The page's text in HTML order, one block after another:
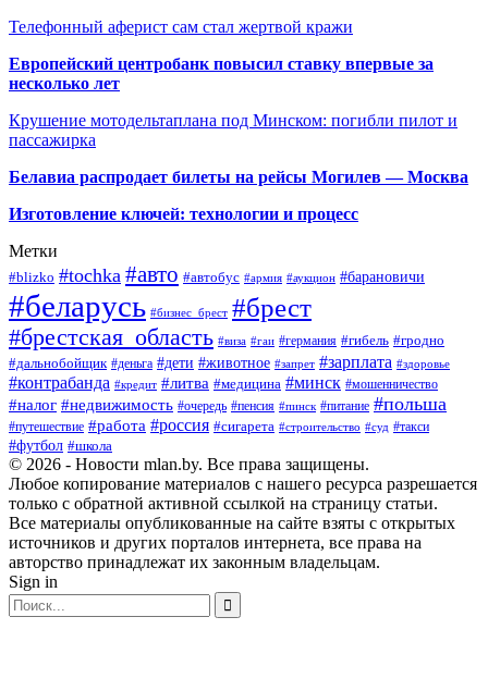
Телефонный аферист сам стал жертвой кражи
Европейский центробанк повысил ставку впервые за
несколько лет
Крушение мотодельтаплана под Минском: погибли пилот и
пассажирка
Белавиа распродает билеты на рейсы Могилев — Москва
Изготовление ключей: технологии и процесс
Метки
#blizko #tochka #авто #автобус #армия #аукцион #барановичи
#беларусь #бизнес_брест #брест
#брестская_область #виза #гаи #германия #гибель #гродно
#дальнобойщик #деньга #дети #животное #запрет #зарплата #здоровье
#контрабанда #кредит #литва #медицина #минск #мошенничество
#налог #недвижимость #очередь #пенсия #пинск #питание #польша
#путешествие #работа #россия #сигарета #строительство #суд #такси
#футбол #школа
© 2026 - Новости mlan.by. Все права защищены.
Любое копирование материалов с нашего ресурса разрешается
только с обратной активной ссылкой на страницу статьи.
Все материалы опубликованные на сайте взяты с открытых
источников и других порталов интернета, все права на
авторство принадлежат их законным владельцам.
Sign in